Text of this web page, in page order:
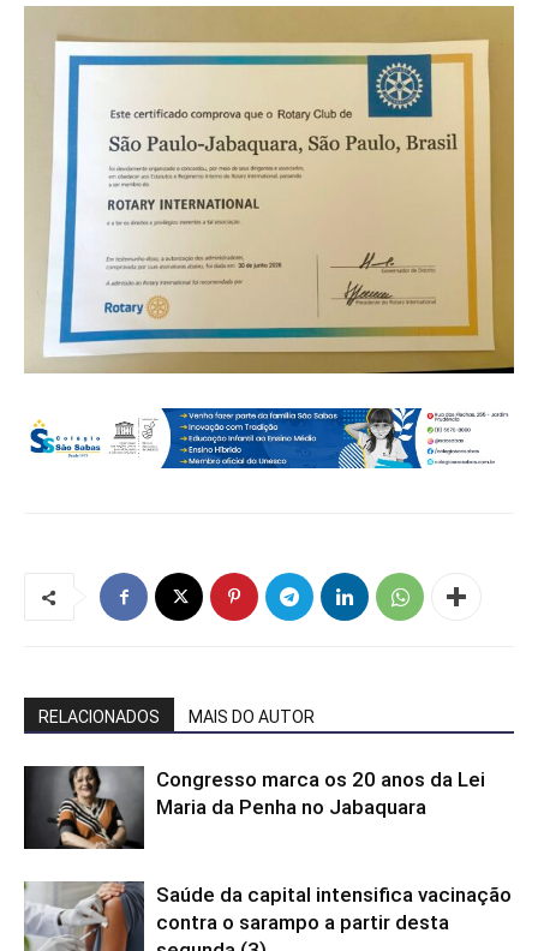
RELACIONADOS MAIS DO AUTOR
Congresso marca os 20 anos da Lei
Maria da Penha no Jabaquara
Saúde da capital intensifica vacinação
contra o sarampo a partir desta